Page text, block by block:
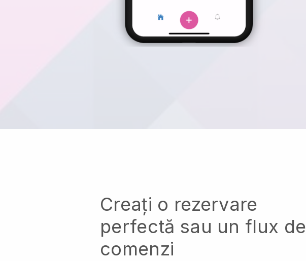
Creați o rezervare
perfectă sau un flux de
comenzi